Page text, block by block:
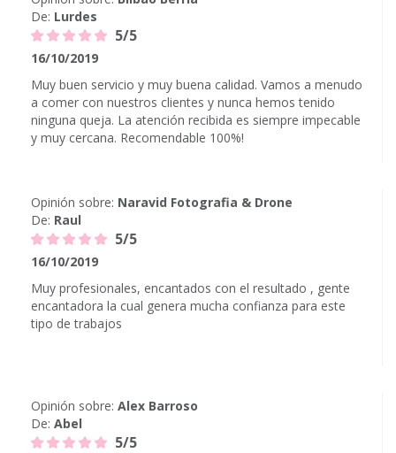
De: Lurdes
5/5
16/10/2019
Muy buen servicio y muy buena calidad. Vamos a menudo
a comer con nuestros clientes y nunca hemos tenido
ninguna queja. La atención recibida es siempre impecable
y muy cercana. Recomendable 100%!
Opinión sobre: Naravid Fotografia & Drone
De: Raul
5/5
16/10/2019
Muy profesionales, encantados con el resultado , gente
encantadora la cual genera mucha confianza para este
tipo de trabajos
Opinión sobre: Alex Barroso
De: Abel
5/5